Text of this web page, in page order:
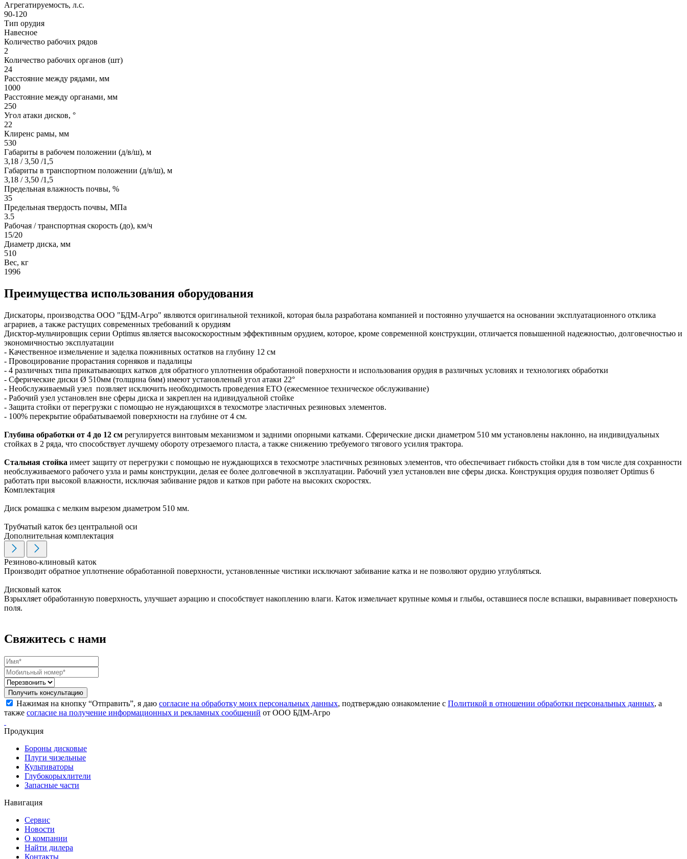
Агрегатируемость, л.с.
90-120
Тип орудия
Навесное
Количество рабочих рядов
2
Количество рабочих органов (шт)
24
Расстояние между рядами, мм
1000
Расстояние между органами, мм
250
Угол атаки дисков, °
22
Клиренс рамы, мм
530
Габариты в рабочем положении (д/в/ш), м
3,18 / 3,50 /1,5
Габариты в транспортном положении (д/в/ш), м
3,18 / 3,50 /1,5
Предельная влажность почвы, %
35
Предельная твердость почвы, МПа
3.5
Рабочая / транспортная скорость (до), км/ч
15/20
Диаметр диска, мм
510
Вес, кг
1996
Преимущества использования оборудования
Дискаторы, производства ООО "БДМ-Агро" являются оригинальной техникой, которая была разработана компанией и постоянно улучшается на основании эксплуатационного отклика
аграриев, а также растущих современных требований к орудиям
Дисктор-мульчировщик серии Optimus является высокоскоростным эффективным орудием, которое, кроме современной конструкции, отличается повышенной надежностью, долговечностью и
экономичностью эксплуатации
- Качественное измельчение и заделка пожнивных остатков на глубину 12 см
- Провоцирование прорастания сорняков и падалицы
- 4 различных типа прикатывающих катков для обратного уплотнения обработанной поверхности и использования орудия в различных условиях и технологиях обработки
- Сферические диски Ø 510мм (толщина 6мм) имеют установленый угол атаки 22°
- Необслуживаемый узел позвляет исключить необходимость проведения ЕТО (ежесменное техническое обслуживание)
- Рабочий узел установлен вне сферы диска и закреплен на идивидуальной стойке
- Защита стойки от перегрузки с помощью не нуждающихся в техосмотре эластичных резиновых элементов.
- 100% перекрытие обрабатываемой поверхности на глубине от 4 см.
Глубина обработки от 4 до 12 см регулируется винтовым механизмом и задними опорными катками. Сферические диски диаметром 510 мм установлены наклонно, на индивидуальных
стойках в 2 ряда, что способствует лучшему обороту отрезаемого пласта, а также снижению требуемого тягового усилия трактора.
Стальная стойка имеет защиту от перегрузки с помощью не нуждающихся в техосмотре эластичных резиновых элементов, что обеспечивает гибкость стойки для в том числе для сохранности
необслуживаемого рабочего узла и рамы конструкции, делая ее более долговечной в эксплуатации. Рабочий узел установлен вне сферы диска. Конструкция орудия позволяет Optimus 6
работать при высокой влажности, исключая забивание рядов и катков при работе на высоких скоростях.
Комплектация
Диск ромашка с мелким вырезом диаметром 510 мм.
Трубчатый каток без центральной оси
Дополнительная комплектация
Резиново-клиновый каток
Производит обратное уплотнение обработанной поверхности, установленные чистики исключают забивание катка и не позволяют орудию углубляться.
Дисковый каток
Взрыхляет обработанную поверхность, улучшает аэрацию и способствует накоплению влаги. Каток измельчает крупные комья и глыбы, оставшиеся после вспашки, выравнивает поверхность
поля.
Свяжитесь с нами
Получить консультацию
Нажимая на кнопку “Отправить”, я даю согласие на обработку моих персональных данных, подтверждаю ознакомление с Политикой в отношении обработки персональных данных, а
также согласие на получение информационных и рекламных сообщений от ООО БДМ-Агро
Продукция
Бороны дисковые
Плуги чизельные
Культиваторы
Глубокорыхлители
Запасные части
Навигация
Сервис
Новости
О компании
Найти дилера
Контакты